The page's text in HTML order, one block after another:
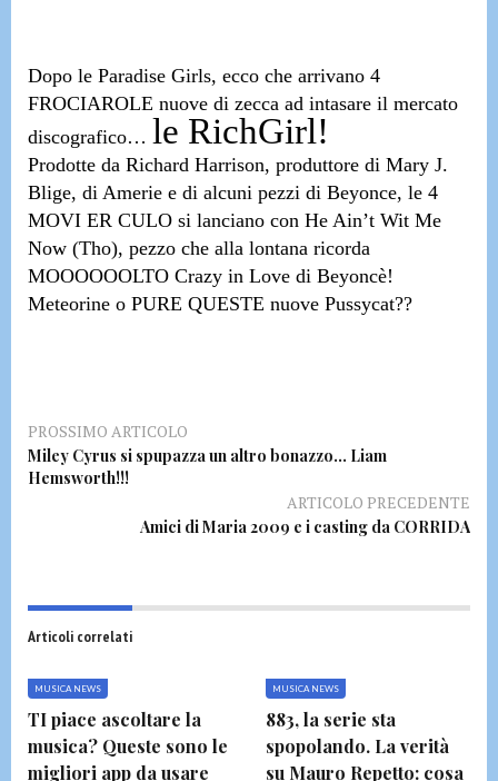
Dopo le Paradise Girls, ecco che arrivano 4
FROCIAROLE nuove di zecca ad intasare il mercato
discografico… le RichGirl!
Prodotte da Richard Harrison, produttore di Mary J.
Blige, di Amerie e di alcuni pezzi di Beyonce, le 4
MOVI ER CULO si lanciano con He Ain’t Wit Me
Now (Tho), pezzo che alla lontana ricorda
MOOOOOOLTO Crazy in Love di Beyoncè!
Meteorine o PURE QUESTE nuove Pussycat??
PROSSIMO ARTICOLO
Miley Cyrus si spupazza un altro bonazzo… Liam
Hemsworth!!!
ARTICOLO PRECEDENTE
Amici di Maria 2009 e i casting da CORRIDA
Articoli correlati
MUSICA NEWS
TI piace ascoltare la
musica? Queste sono le
migliori app da usare
MUSICA NEWS
883, la serie sta
spopolando. La verità
su Mauro Repetto: cosa